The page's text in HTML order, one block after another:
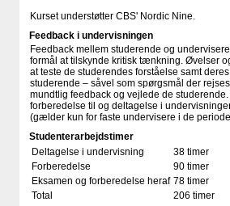
Kurset understøtter CBS' Nordic Nine.
Feedback i undervisningen
Feedback mellem studerende og
formål at tilskynde kritisk tænkning. Øvelser
at teste de studerendes forståelse samt
studerende – såvel som spørgsmål der
mundtlig feedback og vejlede de
forberedelse til og deltagelse i
(gælder kun for faste undervisere i de
Studenterarbejdstimer
Deltagelse i undervisning
38 timer
Forberedelse
90 timer
Eksamen og forberedelse heraf 78 timer
Total
206 timer